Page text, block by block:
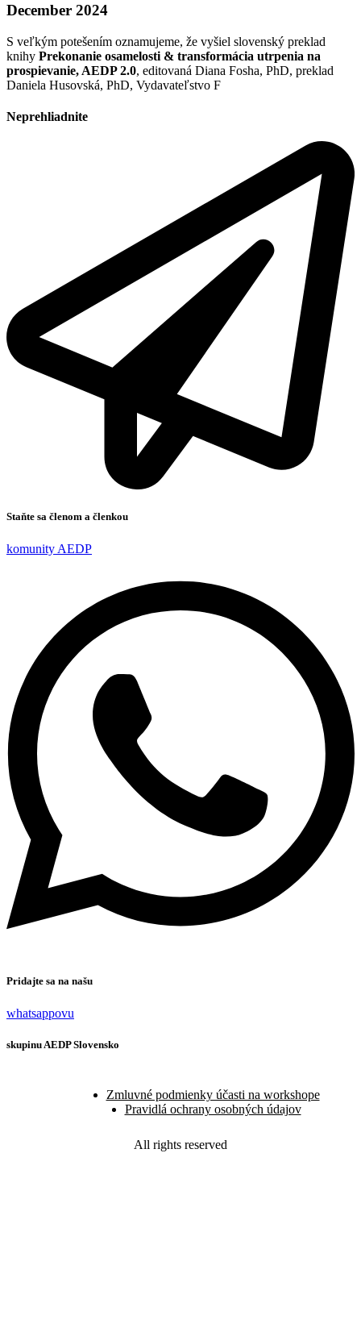
December 2024
S veľkým potešením oznamujeme, že vyšiel slovenský preklad
knihy Prekonanie osamelosti & transformácia utrpenia na
prospievanie, AEDP 2.0, editovaná Diana Fosha, PhD, preklad
Daniela Husovská, PhD, Vydavateľstvo F
Neprehliadnite
Staňte sa členom a členkou
komunity AEDP
Pridajte sa na našu
whatsappovu
skupinu AEDP Slovensko
Zmluvné podmienky účasti na workshope
Pravidlá ochrany osobných údajov
All rights reserved